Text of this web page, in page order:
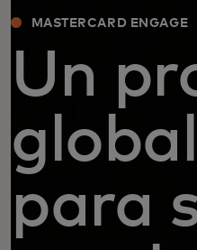
MASTERCARD ENGAGE
Un
para